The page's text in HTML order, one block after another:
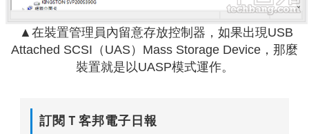
▲在裝置管理員內留意存放控制器，如果出現USB
Attached SCSI（UAS）Mass Storage Device，那麼
裝置就是以UASP模式運作。
訂閱Ｔ客邦電子日報